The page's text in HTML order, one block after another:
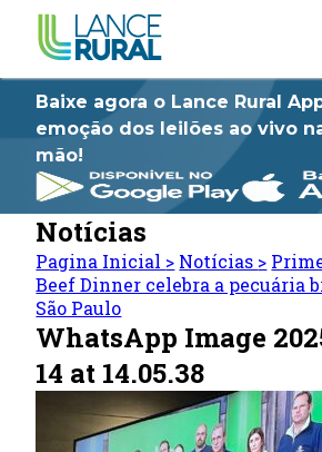
Baixe agora o Lance Rural
emoção dos leilões ao vivo
mão!
Notícias
Pagina Inicial > Notícias >
Beef Dinner celebra a pecuária
São Paulo
WhatsApp Image
14 at 14.05.38